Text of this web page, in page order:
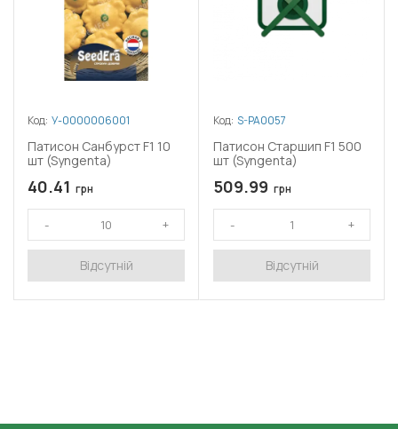
Код: У-0000006001
Патисон Санбурст F1 10
шт (Syngenta)
40.41 грн
Відсутній
Код: S-PA0057
Патисон Старшип F1 500
шт (Syngenta)
509.99 грн
Відсутній